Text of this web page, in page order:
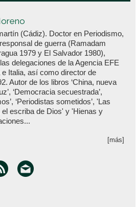
(Cádiz). Doctor en Periodismo,
de guerra (Ramadam
1979 y El Salvador 1980),
delegaciones de la Agencia EFE
Italia, así como director de
Autor de los libros ‘China, nueva
‘Democracia secuestrada’,
‘Periodistas sometidos’, 'Las
escriba de Dios' y 'Hienas y
[más]